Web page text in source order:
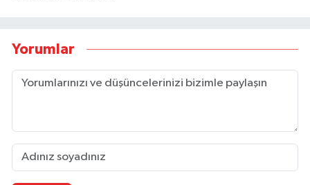
Yorumlar